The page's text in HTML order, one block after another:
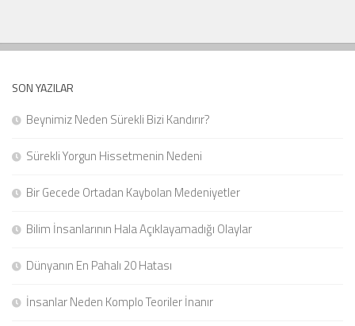
SON YAZILAR
Beynimiz Neden Sürekli Bizi Kandırır?
Sürekli Yorgun Hissetmenin Nedeni
Bir Gecede Ortadan Kaybolan Medeniyetler
Bilim İnsanlarının Hala Açıklayamadığı Olaylar
Dünyanın En Pahalı 20 Hatası
İnsanlar Neden Komplo Teoriler İnanır